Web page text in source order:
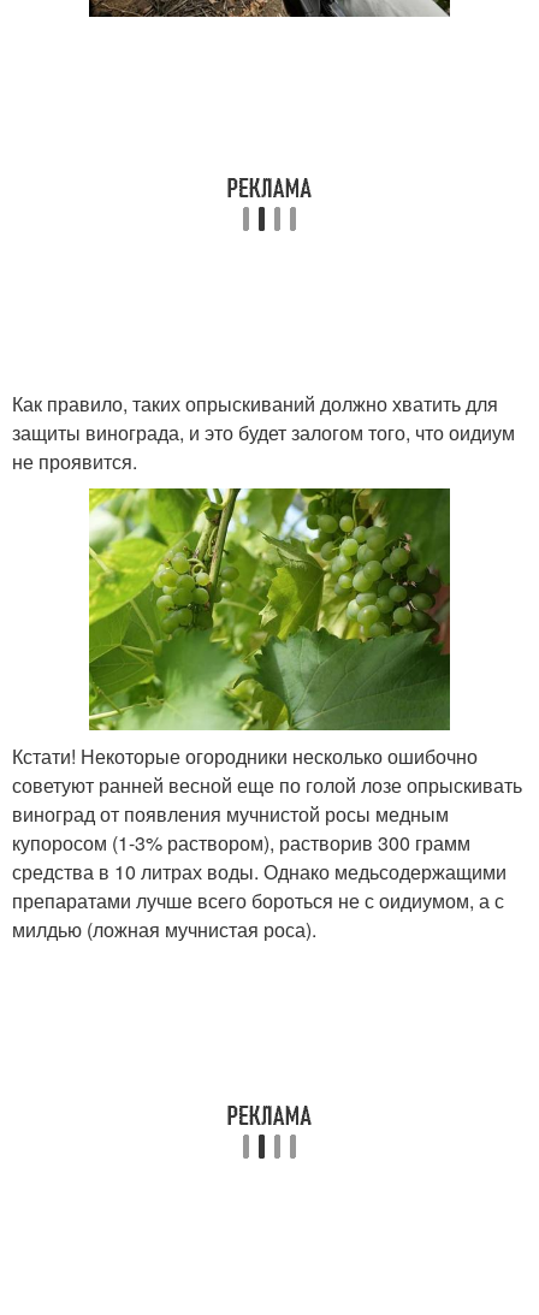
Как правило, таких опрыскиваний должно хватить для
защиты винограда, и это будет залогом того, что оидиум
не проявится.
Кстати! Некоторые огородники несколько ошибочно
советуют ранней весной еще по голой лозе опрыскивать
виноград от появления мучнистой росы медным
купоросом (1-3% раствором), растворив 300 грамм
средства в 10 литрах воды. Однако медьсодержащими
препаратами лучше всего бороться не с оидиумом, а с
милдью (ложная мучнистая роса).